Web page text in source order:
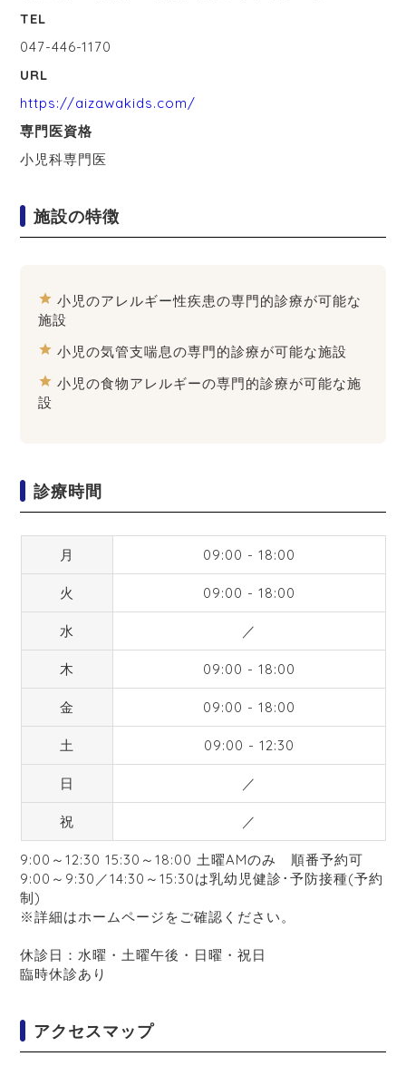
TEL
047-446-1170
URL
https://aizawakids.com/
専門医資格
小児科専門医
施設の特徴
star 小児のアレルギー性疾患の専門的診療が可能な
施設
star 小児の気管支喘息の専門的診療が可能な施設
star 小児の食物アレルギーの専門的診療が可能な施
設
診療時間
月 09:00 - 18:00
火 09:00 - 18:00
水 ／
木 09:00 - 18:00
金 09:00 - 18:00
土 09:00 - 12:30
日 ／
祝 ／
9:00～12:30 15:30～18:00 土曜AMのみ 順番予約可
9:00～9:30／14:30～15:30は乳幼児健診･予防接種(予約
制)
※詳細はホームページをご確認ください。
休診日：水曜・土曜午後・日曜・祝日
臨時休診あり
アクセスマップ